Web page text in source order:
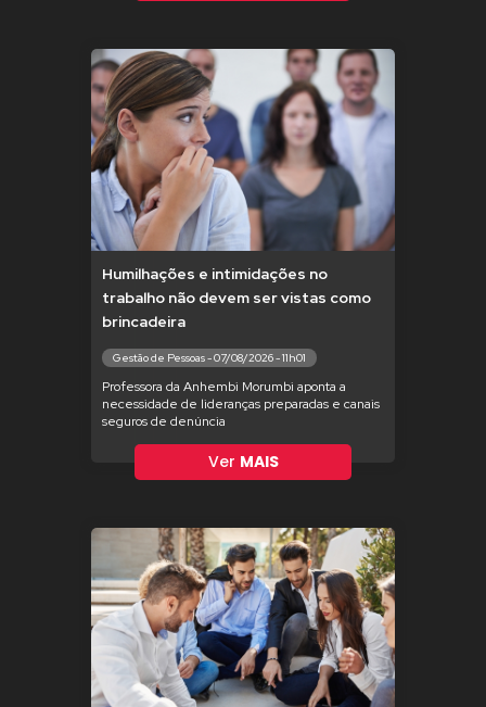
Humilhações e intimidações no
trabalho não devem ser vistas como
brincadeira
Gestão de Pessoas - 07/08/2026 - 11h01
Professora da Anhembi Morumbi aponta a
necessidade de lideranças preparadas e canais
seguros de denúncia
Ver MAIS